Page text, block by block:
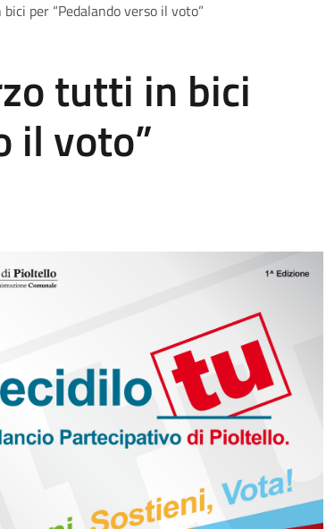
per “Pedalando verso il voto”
tutti in bici
il voto”